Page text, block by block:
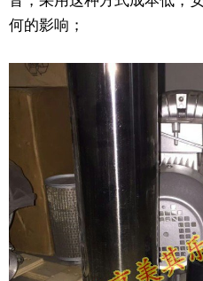
何的影响；